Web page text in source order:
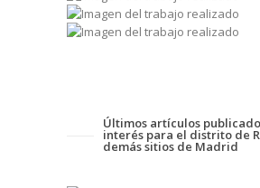
Últimos artículos
interés para el distrito de
demás sitios de Madrid